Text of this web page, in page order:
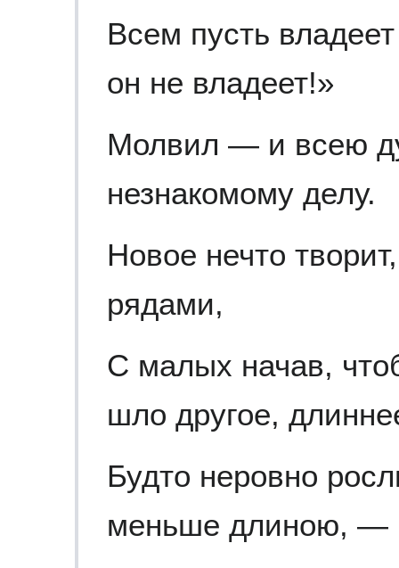
Всем пусть
он не владеет!»
Молвил — и всею
незнакомому делу.
Новое нечто
рядами,
С малых начав,
шло другое,
Будто неровно
меньше длиною, —